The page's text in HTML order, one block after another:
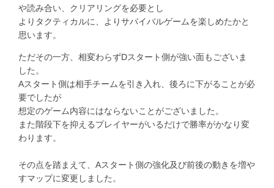
や読み合い、クリアリングを必要とし
よりタクティカルに、よりサバイバルゲームを楽しめたかと
思います。
ただその一方、相変わらずDスタート側が強い面もございま
した。
Aスタート側は相手チームを引き入れ、後ろに下がることが必
要でしたが
想定のゲーム内容にはならないことがございました。
また階段下を抑えるプレイヤーがいるだけで勝率がかなり変
わります。
その点を踏まえて、Aスタート側の強化及び前後の動きを増や
すマップに変更しました。